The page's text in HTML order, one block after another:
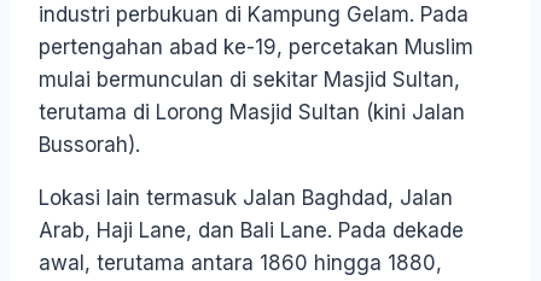
industri perbukuan di Kampung Gelam. Pada
pertengahan abad ke-19, percetakan Muslim
mulai bermunculan di sekitar Masjid Sultan,
terutama di Lorong Masjid Sultan (kini Jalan
Bussorah).
Lokasi lain termasuk Jalan Baghdad, Jalan
Arab, Haji Lane, dan Bali Lane. Pada dekade
awal, terutama antara 1860 hingga 1880,